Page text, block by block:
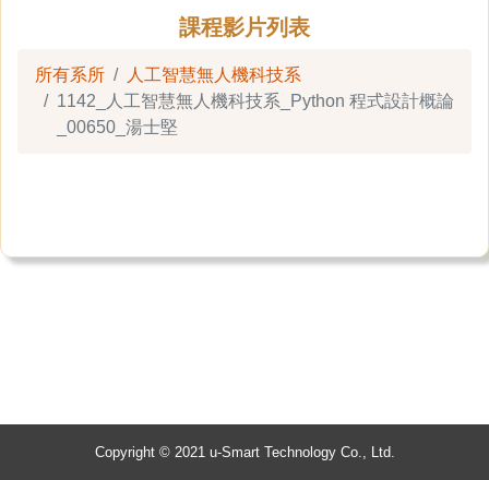
課程影片列表
所有系所
人工智慧無人機科技系
1142_人工智慧無人機科技系_Python 程式設計概論
_00650_湯士堅
Copyright © 2021 u-Smart Technology Co., Ltd.